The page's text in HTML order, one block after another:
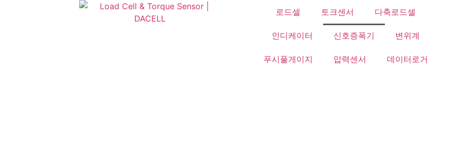
로드셀 토크센서 다축로드셀
인디케이터 신호증폭기 변위계
푸시풀게이지 압력센서 데이터로거